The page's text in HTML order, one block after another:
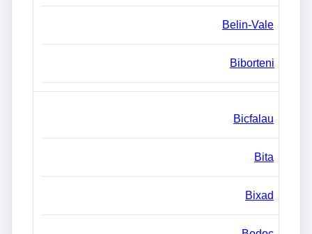
Belin-Vale
Biborteni
Bicfalau
Bita
Bixad